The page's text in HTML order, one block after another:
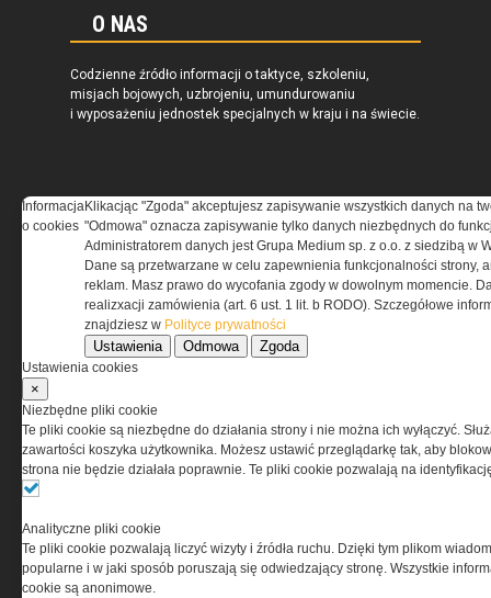
O NAS
Codzienne źródło informacji o taktyce, szkoleniu,
misjach bojowych, uzbrojeniu, umundurowaniu
i wyposażeniu jednostek specjalnych w kraju i na świecie.
REGULAMIN
Regulamin określa zasady korzystania z portalu
www.special-ops.pl
Korzystanie z portalu jest równoznaczne
z zaakceptowaniem warunków ustanowionych
odpowiedzialnością Spółka komandytowa, nr KRS:
0000537655, NIP 1132860378, REGON 146393437
(zwana dalej Grupa MEDIUM) w postaci Regulaminu.
Informacja
o cookies
Klikacjąc "Zgoda" akceptujesz zapisywanie wszystkich danych na
"Odmowa" oznacza zapisywanie tylko danych niezbędnych do
Administratorem danych jest Grupa Medium sp. z o.o. z siedzibą w
Dane są przetwarzane w celu zapewnienia funkcjonalności strony,
reklam. Masz prawo do wycofania zgody w dowolnym momencie.
realizxacji zamówienia (art. 6 ust. 1 lit. b RODO). Szczegółowe
znajdziesz w Polityce prywatności
Ustawienia Odmowa Zgoda
Ustawienia cookies
×
Niezbędne pliki cookie
Te pliki cookie są niezbędne do działania strony i nie można ich wyłączyć.
zawartości koszyka użytkownika. Możesz ustawić przeglądarkę tak, aby
strona nie będzie działała poprawnie. Te pliki cookie pozwalają na
Analityczne pliki cookie
Te pliki cookie pozwalają liczyć wizyty i źródła ruchu. Dzięki tym plikom
popularne i w jaki sposób poruszają się odwiedzający stronę. Wszystkie
cookie są anonimowe.